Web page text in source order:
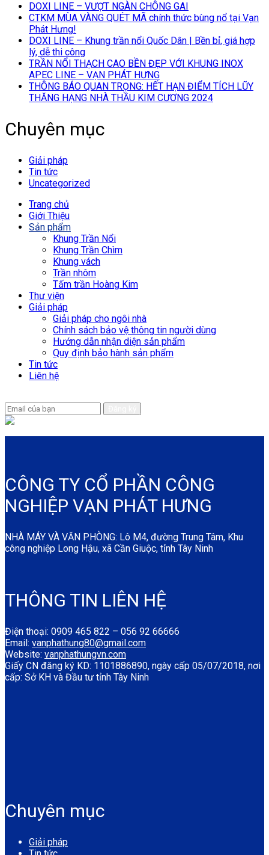
DOXI LINE – VƯỢT NGÀN CHÔNG GAI
CTKM MÙA VÀNG QUÉT MÃ chính thức bùng nổ tại Vạn
Phát Hưng!
DOXI LINE – Khung trần nổi Quốc Dân | Bền bỉ, giá hợp
lý, dễ thi công
TRẦN NỔI THẠCH CAO BỀN ĐẸP VỚI KHUNG INOX
APEC LINE – VẠN PHÁT HƯNG
THÔNG BÁO QUAN TRỌNG: HẾT HẠN ĐIỂM TÍCH LŨY
THĂNG HẠNG NHÀ THẦU KIM CƯƠNG 2024
Chuyên mục
Giải pháp
Tin tức
Uncategorized
Trang chủ
Giới Thiệu
Sản phẩm
Khung Trần Nổi
Khung Trần Chìm
Khung vách
Trần nhôm
Tấm trần Hoàng Kim
Thư viện
Giải pháp
Giải pháp cho ngôi nhà
Chính sách bảo vệ thông tin người dùng
Hướng dẫn nhận diện sản phẩm
Quy định bảo hành sản phẩm
Tin tức
Liên hệ
CÔNG TY CỔ PHẦN CÔNG
NGHIỆP VẠN PHÁT HƯNG
NHÀ MÁY VÀ VĂN PHÒNG: Lô M4, đường Trung Tâm, Khu
công nghiệp Long Hậu, xã Cần Giuộc, tỉnh Tây Ninh
THÔNG TIN LIÊN HỆ
Điện thoại: 0909 465 822 – 056 92 66666
Email: vanphathung80@gmail.com
Website: vanphathungvn.com
Giấy CN đăng ký KD: 1101886890, ngày cấp 05/07/2018, nơi
cấp: Sở KH và Đầu tư tỉnh Tây Ninh
Chuyên mục
Giải pháp